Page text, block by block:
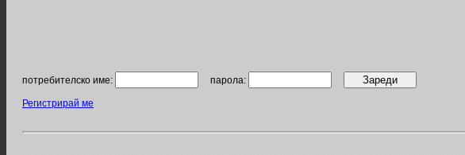
потребителско име: парола:
Регистрирай ме